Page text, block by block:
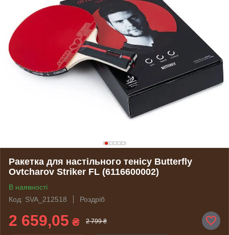
Ракетка для настільного тенісу Butterfly
Ovtcharov Striker FL (6116600002)
В наявності
Код: SVA_212518
Роздріб
2 659,05 ₴ 2 799 ₴